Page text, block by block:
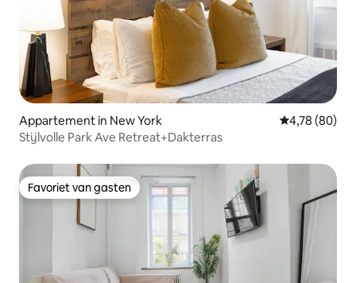
Appartement in New York Gemiddelde
4,78 (80)
Stijlvolle Park Ave Retreat+Dakterras
Favoriet van gasten
Favoriet van gasten